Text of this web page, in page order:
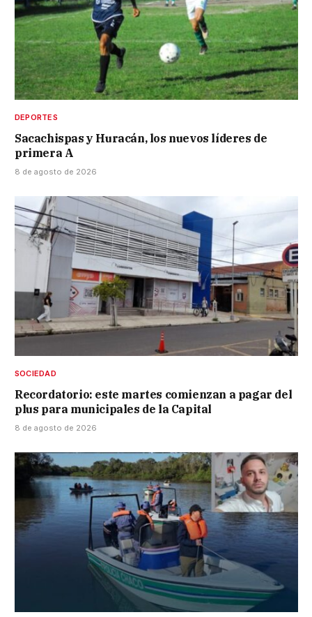
DEPORTES
Sacachispas y Huracán, los nuevos líderes de
primera A
8 de agosto de 2026
SOCIEDAD
Recordatorio: este martes comienzan a pagar del
plus para municipales de la Capital
8 de agosto de 2026